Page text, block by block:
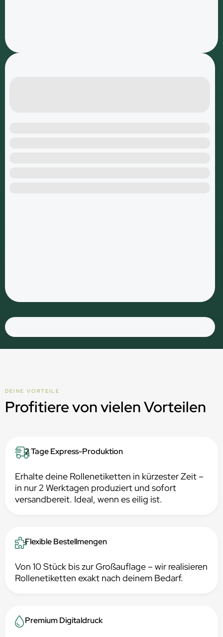
DEINE VORTEILE
Profitiere von vielen Vorteilen
2 Tage Express-Produktion
Erhalte deine Rollenetiketten in kürzester Zeit –
in nur 2 Werktagen produziert und sofort
versandbereit. Ideal, wenn es eilig ist.
Flexible Bestellmengen
Von 10 Stück bis zur Großauflage – wir realisieren
Rollenetiketten exakt nach deinem Bedarf.
Premium Digitaldruck